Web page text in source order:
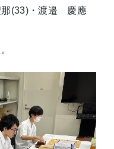
・渡邉 慶應